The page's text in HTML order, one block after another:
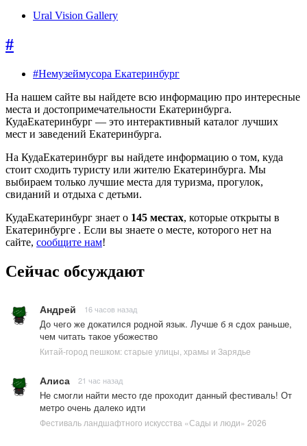
Ural Vision Gallery
#
#Немузеймусора Екатеринбург
На нашем сайте вы найдете всю информацию про интересные
места и достопримечательности Екатеринбурга.
КудаЕкатеринбург — это интерактивный каталог лучших
мест и заведений Екатеринбурга.
На КудаЕкатеринбург вы найдете информацию о том, куда
стоит сходить туристу или жителю Екатеринбурга. Мы
выбираем только лучшие места для туризма, прогулок,
свиданий и отдыха с детьми.
КудаЕкатеринбург знает о 145 местах, которые открыты в
Екатеринбурге . Если вы знаете о месте, которого нет на
сайте, сообщите нам!
Сейчас обсуждают
Андрей 16 часов назад
До чего же докатился родной язык. Лучше б я сдох раньше,
чем читать такое убожество
Китай-город пешком: старые улицы, храмы и Зарядье
Алиса 21 час назад
Не смогли найти место где проходит данный фестиваль! От
метро очень далеко идти
Фестиваль ландшафтного искусства «Сады и люди» 2026